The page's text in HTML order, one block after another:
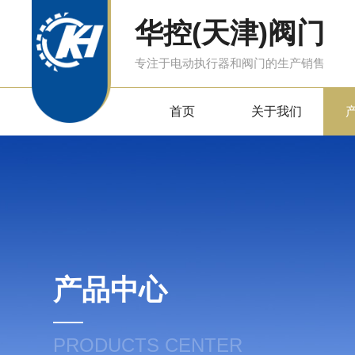
华控(天津)阀门
专注于电动执行器和阀门的生产销售
首页 关于我们
产品中心
PRODUCTS CENTER